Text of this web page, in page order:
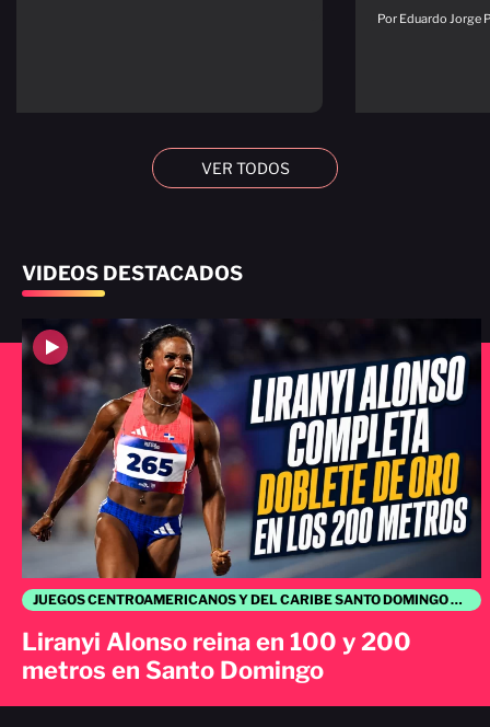
Por Eduardo Jorge
VER TODOS
VIDEOS DESTACADOS
JUEGOS CENTROAMERICANOS Y DEL CARIBE SANTO DOMINGO 2026
Liranyi Alonso reina en 100 y 200
metros en Santo Domingo